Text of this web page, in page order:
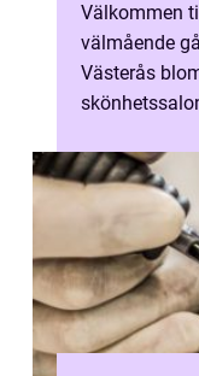
Välkommen
välmående
Västerås